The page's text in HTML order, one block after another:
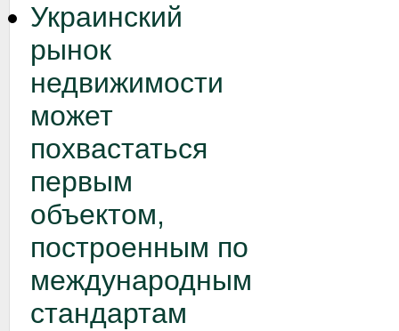
Украинский
рынок
недвижимости
может
похвастаться
первым
объектом,
построенным по
международным
стандартам